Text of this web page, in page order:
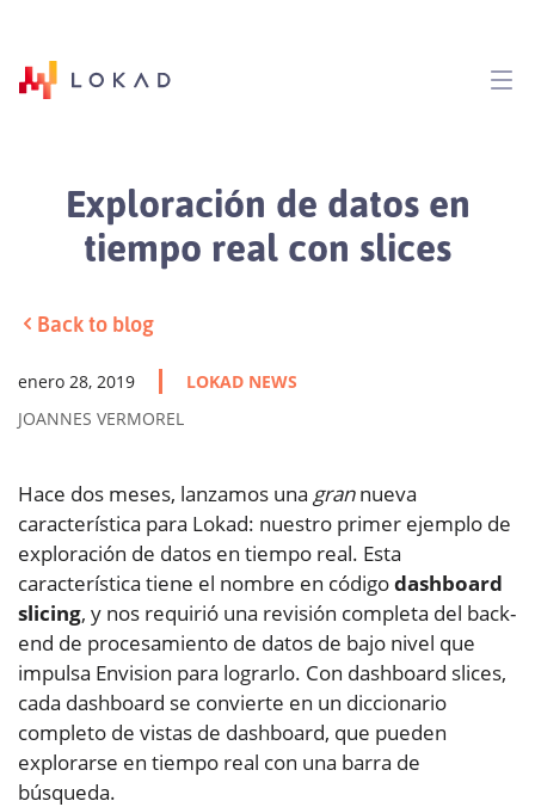
Exploración de datos en
tiempo real con slices
Back to blog
enero 28, 2019
LOKAD NEWS
JOANNES VERMOREL
Hace dos meses, lanzamos una grannueva
característica para Lokad: nuestro primer ejemplo de
exploración de datos en tiempo real. Esta
característica tiene el nombre en códigodashboard
slicing, y nos requirió una revisión completa del back-
end de procesamiento de datos de bajo nivel que
impulsa Envision para lograrlo. Con dashboard slices,
cada dashboard se convierte en un diccionario
completo de vistas de dashboard, que pueden
explorarse en tiempo real con una barra de
búsqueda.